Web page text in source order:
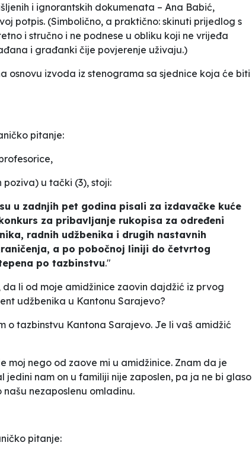
i ignorantskih dokumenata – Ana Babić,
potpis. (Simbolično, a praktično: skinuti prijedlog s
i stručno i ne podnese u obliku koji ne vrijeđa
i građanki čije povjerenje uživaju.)
osnovu izvoda iz stenograma sa sjednice koja će biti
pitanje:
poziva) u tački (3), stoji:
u zadnjih pet godina pisali za izdavačke kuće
za pribavljanje rukopisa za određeni
radnih udžbenika i drugih nastavnih
a po pobočnoj liniji do četvrtog
po tazbinstvu."
li od moje amidžinice zaovin dajdžić iz prvog
udžbenika u Kantonu Sarajevo?
o tazbinstvu Kantona Sarajevo. Je li vaš amidžić
moj nego od zaove mi u amidžinice. Znam da je
nam on u familiji nije zaposlen, pa ja ne bi glaso
nezaposlenu omladinu.
pitanje: